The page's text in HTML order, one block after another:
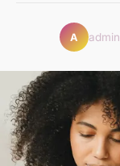
A admin